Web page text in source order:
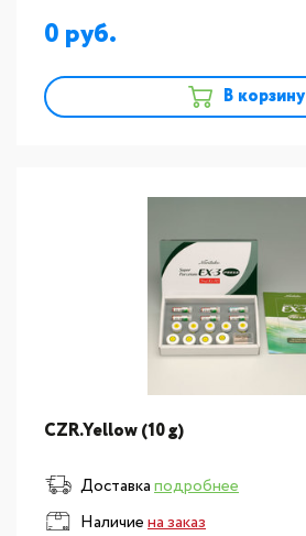
0
В корзину
CZR.Yellow (10 g)
Доставкаподробнее
Наличиена заказ